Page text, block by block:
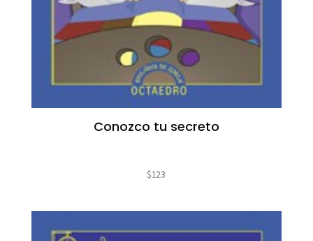
Conozco tu secreto
$123